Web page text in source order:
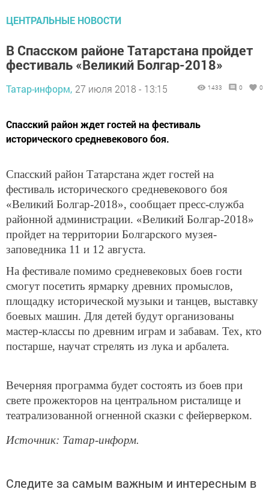
ЦЕНТРАЛЬНЫЕ НОВОСТИ
В Спасском районе Татарстана пройдет
фестиваль «Великий Болгар-2018»
Татар-информ, 27 июля 2018 - 13:15 1433 0 0
Спасский район ждет гостей на фестиваль
исторического средневекового боя.
Спасский район Татарстана ждет гостей на
фестиваль исторического средневекового боя
«Великий Болгар-2018», сообщает пресс-служба
районной администрации. «Великий Болгар-2018»
пройдет на территории Болгарского музея-
заповедника 11 и 12 августа.
На фестивале помимо средневековых боев гости
смогут посетить ярмарку древних промыслов,
площадку исторической музыки и танцев, выставку
боевых машин. Для детей будут организованы
мастер-классы по древним играм и забавам. Тех, кто
постарше, научат стрелять из лука и арбалета.
Вечерняя программа будет состоять из боев при
свете прожекторов на центральном ристалище и
театрализованной огненной сказки с фейерверком.
Источник: Татар-информ.
Следите за самым важным и интересным в